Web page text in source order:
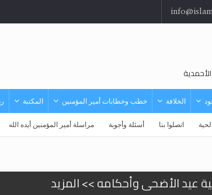
الخلافة خطب وخطابات أمير المؤمنين المكتبة
اتصلوا بنا أسئلة وأجوبة مراسلة أمير المؤمنين أيده الله
عيد الأضحى وأحكامه >> المزيد